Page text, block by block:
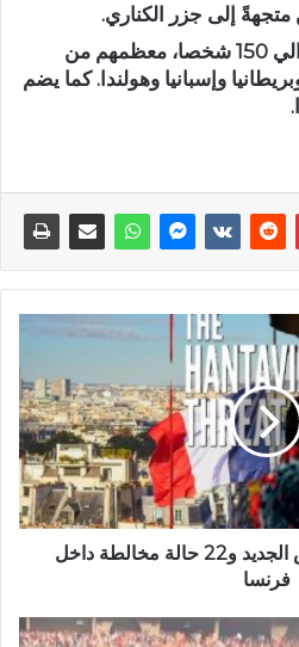
متجهةً إلى جزر الكناري.
وكان على متن السفينة حوالي 150 شخصا، معظمهم من
وإسبانيا وهولندا. كما يضم
إصابة فرنسية بالفيروس الجديد و22 حالة مخالطة داخل
فرنسا